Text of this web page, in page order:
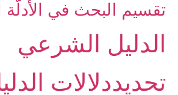
تقسيم البحث في الأدلّة
الدليل الشرعي‏
تحديددلالات